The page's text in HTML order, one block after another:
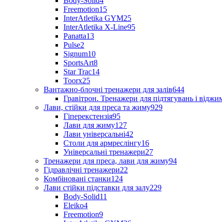
Freemotion15
InterAtletika GYM25
InterAtletika X-Line95
Panatta13
Pulse2
Signum10
SportsArt8
Star Trac14
Toorx25
Вантажно-блочні тренажери для залів644
Гравітрон. Тренажери для підтягувань і
Лави, стійки для преса та жиму929
Гіперекстензія95
Лави для жиму127
Лави універсальні42
Столи для армреслінгу16
Універсальні тренажери27
Тренажери для преса, лави для жиму94
Гідравлічні тренажери22
Комбіновані станки124
Лави стійки підставки для залу229
Body-Solid11
Eleiko4
Freemotion9